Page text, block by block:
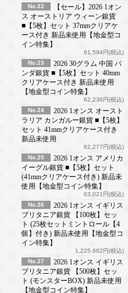
No.22
【セール】2026 1オン
ス オーストリア ウィーン銀貨
■【5枚】セット 37mmクリアケ
ース付き 新品未使用【地金型コ
イン特集】
61,594円(税込)
No.23
2026 30グラム 中国 パ
ンダ銀貨 ■【5枚】セット 40mm
クリアケース付き 新品未使用
【地金型コイン特集】
62,236円(税込)
No.24
2026 1オンス オースト
ラリア カンガルー銀貨 ■【5枚】
セット 41mmクリアケース付き
新品未使用
62,277円(税込)
No.25
2026 1オンス アメリカ
イーグル銀貨 ■【5枚】セット
(41mmクリアケース付き) 新品未
使用【地金型コイン特集】
63,021円(税込)
No.26
2026 1オンス イギリス
ブリタニア銀貨 【100枚】セッ
ト (25枚セットミントロール【4
個】付き) 新品未使用【地金型コ
イン特集】
1,225,662円(税込)
No.27
2026 1オンス イギリス
ブリタニア銀貨 【500枚】セッ
ト (モンスターBOX) 新品未使用
【地金型コイン特集】